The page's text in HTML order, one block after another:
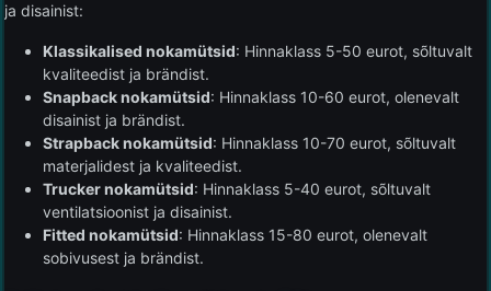
ja disainist:
Klassikalised nokamütsid: Hinnaklass 5-50 eurot, sõltuvalt
kvaliteedist ja brändist.
Snapback nokamütsid: Hinnaklass 10-60 eurot, olenevalt
disainist ja brändist.
Strapback nokamütsid: Hinnaklass 10-70 eurot, sõltuvalt
materjalidest ja kvaliteedist.
Trucker nokamütsid: Hinnaklass 5-40 eurot, sõltuvalt
ventilatsioonist ja disainist.
Fitted nokamütsid: Hinnaklass 15-80 eurot, olenevalt
sobivusest ja brändist.